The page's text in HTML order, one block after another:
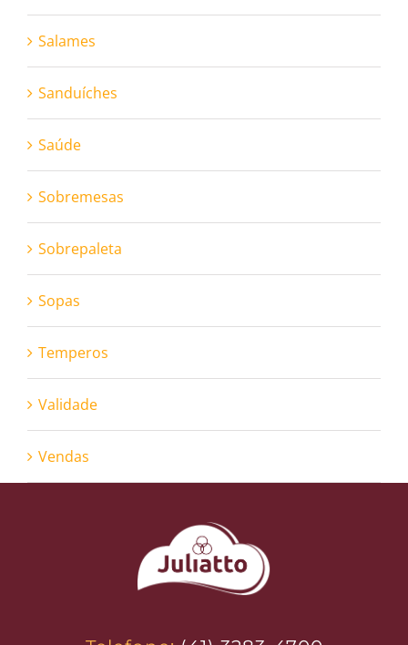
Salames
Sanduíches
Saúde
Sobremesas
Sobrepaleta
Sopas
Temperos
Validade
Vendas